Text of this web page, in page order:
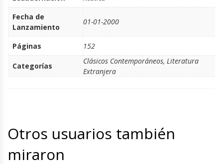
Fecha de
Lanzamiento
01-01-2000
Páginas 152
Categorías
Clásicos Contemporáneos, Literatura
Extranjera
Otros usuarios también
miraron